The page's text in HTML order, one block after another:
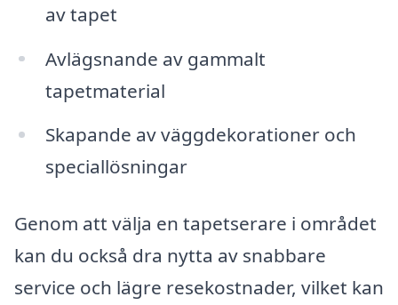
av tapet
Avlägsnande av gammalt
tapetmaterial
Skapande av väggdekorationer och
speciallösningar
Genom att välja en tapetserare i området
kan du också dra nytta av snabbare
service och lägre resekostnader, vilket kan